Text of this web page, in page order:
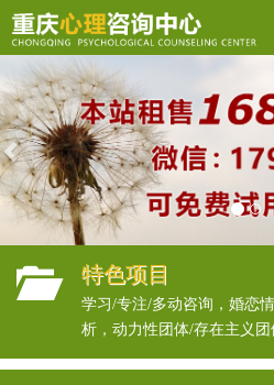
Previous
特色项目
学习/专注/多动咨询，婚恋
析，动力性团体/存在主义